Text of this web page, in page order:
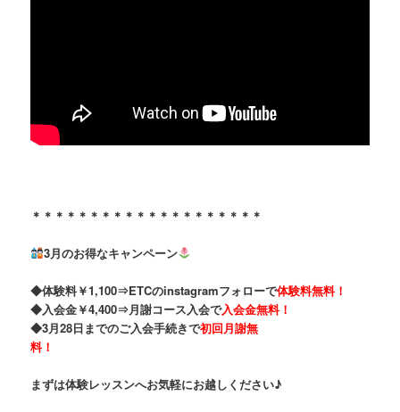
＊＊＊＊＊＊＊＊＊＊＊＊＊＊＊＊＊＊＊＊
3月のお得なキャンペーン
◆体験料￥1,100⇒ETCのinstagramフォローで体験料無料！
◆入会金￥4,400⇒月謝コース入会で入会金無料！
◆3月28日までのご入会手続きで初回月謝無
料！
まずは体験レッスンへお気軽にお越しください♪